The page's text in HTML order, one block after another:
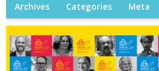
Archives Categories Meta